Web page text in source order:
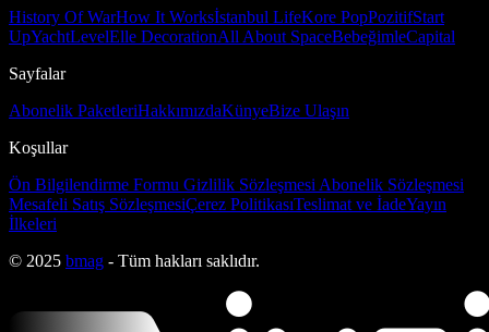
History Of WarHow It Worksİstanbul LifeKore PopPozitifStart
UpYachtLevelElle DecorationAll About SpaceBebeğimleCapital
Sayfalar
Abonelik PaketleriHakkımızdaKünyeBize Ulaşın
Koşullar
Ön Bilgilendirme Formu Gizlilik Sözleşmesi Abonelik Sözleşmesi
Mesafeli Satış SözleşmesiÇerez PolitikasıTeslimat ve İadeYayın
İlkeleri
© 2025 bmag - Tüm hakları saklıdır.